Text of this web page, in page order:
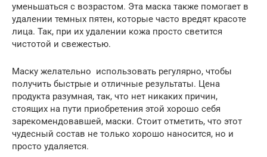
уменьшаться с возрастом. Эта маска также помогает в
удалении темных пятен, которые часто вредят красоте
лица. Так, при их удалении кожа просто светится
чистотой и свежестью.
Маску желательно использовать регулярно, чтобы
получить быстрые и отличные результаты. Цена
продукта разумная, так, что нет никаких причин,
стоящих на пути приобретения этой хорошо себя
зарекомендовавшей, маски. Стоит отметить, что этот
чудесный состав не только хорошо наносится, но и
просто удаляется.